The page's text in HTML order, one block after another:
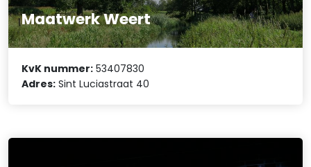
Maatwerk Weert
KvK nummer: 53407830
Adres: Sint Luciastraat 40